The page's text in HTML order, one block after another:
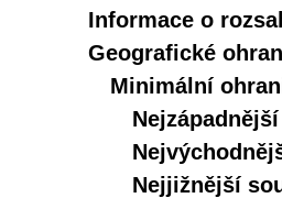
Informace o
Geografické
Minimální
Nejjižnější